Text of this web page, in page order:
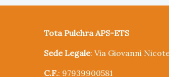
Tota Pulchra APS-ETS
Sede Legale: Via Giovanni
C.F.: 97939900581